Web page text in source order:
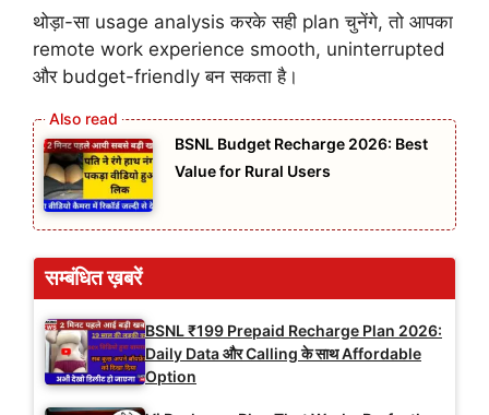
थोड़ा-सा usage analysis करके सही plan चुनेंगे, तो आपका
remote work experience smooth, uninterrupted
और budget-friendly बन सकता है।
BSNL Budget Recharge 2026: Best
Value for Rural Users
सम्बंधित ख़बरें
BSNL ₹199 Prepaid Recharge Plan 2026:
Daily Data और Calling के साथ Affordable
Option